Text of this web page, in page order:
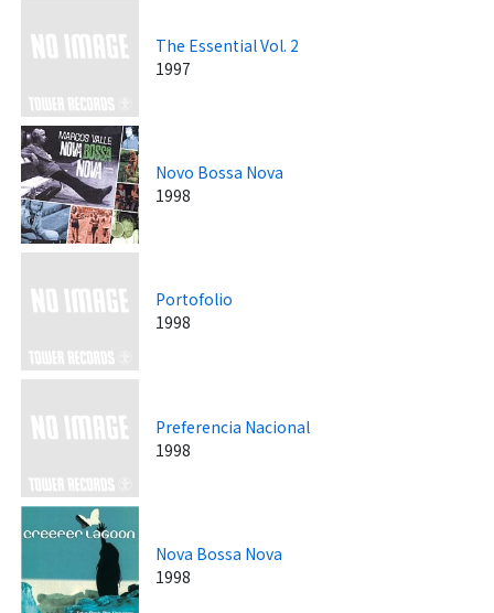
The Essential Vol. 2
1997
Novo Bossa Nova
1998
Portofolio
1998
Preferencia Nacional
1998
Nova Bossa Nova
1998